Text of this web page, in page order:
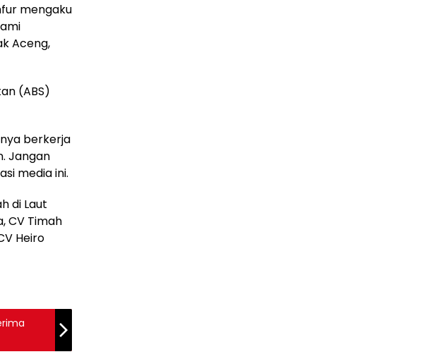
mengaku
Aceng,
(ABS)
berkerja
Jangan
media ini.
di Laut
CV Timah
Heiro